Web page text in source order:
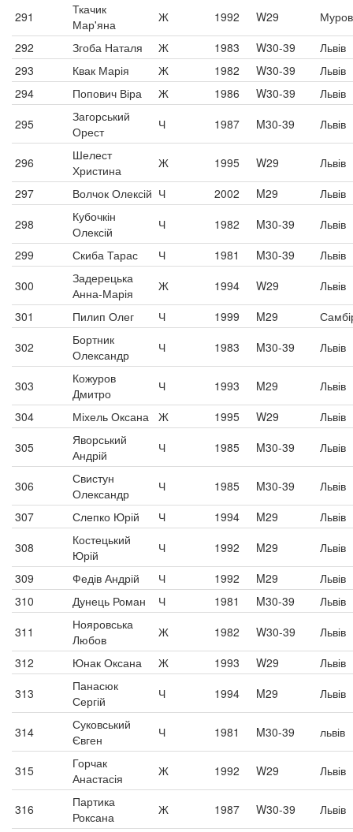
291
Ткачик
Мар'яна
Ж 1992 W29
292
Згоба Наталя Ж 1983 W30-39
Львів
293
Квак Марія Ж 1982 W30-39
Львів
294
Попович Віра Ж 1986 W30-39
Львів
295
Загорський
Орест
Ч 1987 M30-39 Львів
296
Шелест
Христина
Ж 1995 W29
Львів
297
Волчок Олексій Ч 2002 M29
Львів
298
Кубочкін
Олексій
Ч 1982 M30-39
Львів
299
Скиба Тарас Ч 1981 M30-39
Львів
300
Задерецька
Анна-Марія
Ж 1994 W29
Львів
301
Пилип Олег Ч 1999 M29
302
Бортник
Олександр
Ч 1983 M30-39 Львів
303
Кожуров
Дмитро
Ч 1993 M29
Львів
304
Міхель Оксана Ж 1995 W29
Львів
305
Яворський
Андрій
Ч 1985 M30-39 Львів
306
Свистун
Олександр
Ч 1985 M30-39
Львів
307
Слепко Юрій Ч 1994 M29
Львів
308
Костецький
Юрій
Ч 1992 M29
Львів
309
Федів Андрій Ч 1992 M29
Львів
310
Дунець Роман Ч 1981 M30-39
Львів
311
Нояровська
Любов
Ж 1982 W30-39
Львів
312
Юнак Оксана Ж 1993 W29
Львів
313
Панасюк
Сергій
Ч 1994 M29 Львів
314
Суковський
Євген
Ч 1981 M30-39 львів
315
Горчак
Анастасія
Ж 1992 W29 Львів
316
Партика
Роксана
Ж 1987 W30-39 Львів